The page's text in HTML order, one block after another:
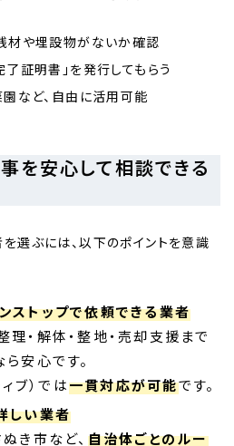
材や埋設物がないか確認
証明書」を発行してもらう
園など、自由に活用可能
を安心して相談できる
選ぶには、以下のポイントを意識
ストップで依頼できる業者
・解体・整地・売却支援まで
安心です。
ブ）では一貫対応が可能です。
しい業者
き市など、 自治体ごとのルー